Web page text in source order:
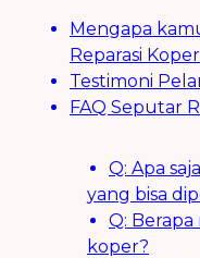
Mengapa
Reparasi
Testimoni
FAQ Seputar
Q: Apa
yang bisa
Q: Berapa
koper?